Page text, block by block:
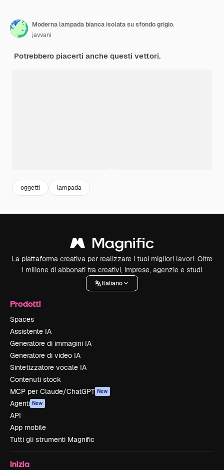
Moderna lampada bianca isolata su sfondo grigio.
javvani
Potrebbero piacerti anche questi vettori.
oggetti lampada
La piattaforma creativa per realizzare i tuoi migliori lavori. Oltre
1 milione di abbonati tra creativi, imprese, agenzie e studi.
Italiano
Prodotti
Spaces
Assistente IA
Generatore di immagini IA
Generatore di video IA
Sintetizzatore vocale IA
Contenuti stock
MCP per Claude/ChatGPT New
Agenti New
API
App mobile
Tutti gli strumenti Magnific
Inizia